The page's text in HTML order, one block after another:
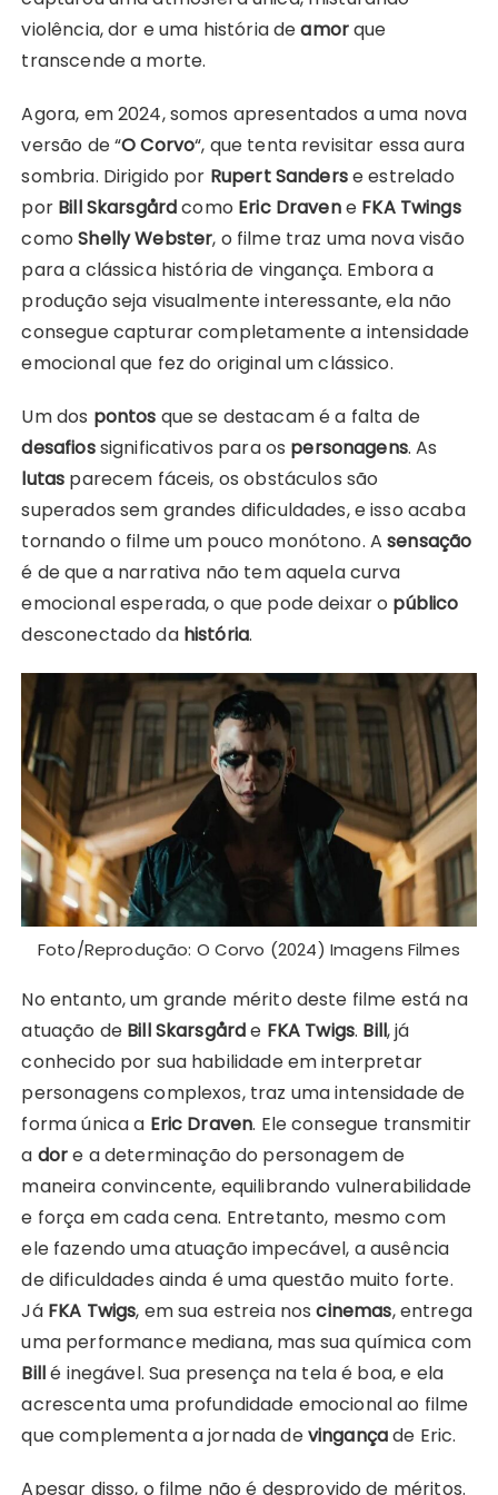
violência, dor e uma história deamorque
transcende a morte.
Agora, em 2024, somos apresentados a uma nova
versão de “O Corvo“, que tenta revisitar essa aura
sombria. Dirigido por Rupert Sanderse estrelado
por Bill Skarsgårdcomo Eric Dravene FKA Twings
comoShelly Webster, o filme traz uma nova visão
para a clássica história de vingança. Embora a
produção seja visualmente interessante, ela não
consegue capturar completamente a intensidade
emocional que fez do original um clássico.
Um dos pontos que se destacam é a falta de
desafiossignificativos para os personagens. As
lutas parecem fáceis, os obstáculos são
superados sem grandes dificuldades, e isso acaba
tornando o filme um pouco monótono. Asensação
é de que a narrativa não tem aquela curva
emocional esperada, o que pode deixar o público
desconectado da história.
Foto/Reprodução: O Corvo (2024) Imagens Filmes
No entanto, um grande mérito deste filme está na
atuação de Bill Skarsgårde FKA Twigs. Bill, já
conhecido por sua habilidade em interpretar
personagens complexos, traz uma intensidade de
forma única a Eric Draven. Ele consegue transmitir
a dore a determinação do personagem de
maneira convincente, equilibrando vulnerabilidade
e força em cada cena. Entretanto, mesmo com
ele fazendo uma atuação impecável, a ausência
de dificuldades ainda é uma questão muito forte.
Já FKA Twigs, em sua estreia noscinemas, entrega
uma performance mediana, mas sua química com
Billé inegável. Sua presença na tela é boa, e ela
acrescenta uma profundidade emocional ao filme
que complementa a jornada devingançade Eric.
Apesar disso, o filme não é desprovido de méritos.